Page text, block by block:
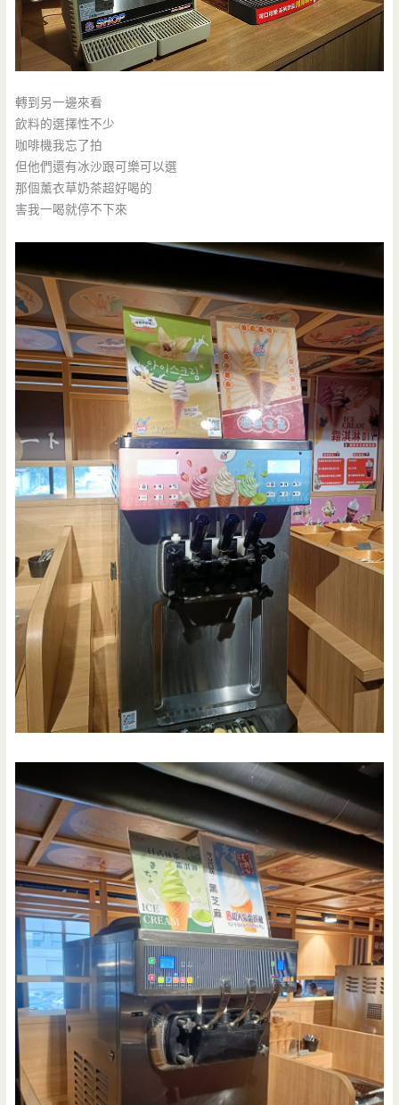
轉到另一邊來看
飲料的選擇性不少
咖啡機我忘了拍
但他們還有冰沙跟可樂可以選
那個薰衣草奶茶超好喝的
害我一喝就停不下來